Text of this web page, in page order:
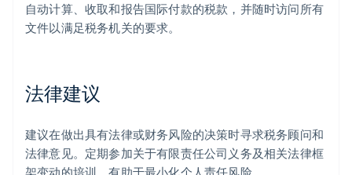
自动计算、收取和报告国际付款的税款，并随时访问所有
文件以满足税务机关的要求。
法律建议
建议在做出具有法律或财务风险的决策时寻求税务顾问和
法律意见。定期参加关于有限责任公司义务及相关法律框